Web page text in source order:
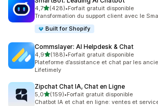
4,7étoile(s) sur 5
(428)
428 avis au total
•Forfait gratuit disponible
Transformation du support client avec le
Built for Shopify
Commslayer: AI Helpdesk & Chat
4,9étoile(s) sur 5
(188)
188 avis au total
•Forfait gratuit disponible
Plateforme d’assistance et chat par les
Lifetimely
Zipchat Chat IA, Chat en Ligne
5,0étoile(s) sur 5
(159)
159 avis au total
•Forfait gratuit disponible
Chatbot IA et chat en ligne: ventes et